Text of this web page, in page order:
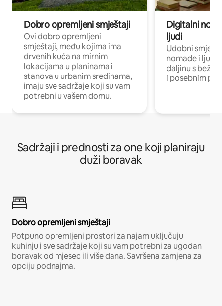
Dobro opremljeni smještaji
Ovi dobro opremljeni
smještaji, među kojima ima
drvenih kuća na mirnim
lokacijama u planinama i
stanova u urbanim sredinama,
imaju sve sadržaje koji su vam
potrebni u vašem domu.
Digitalni
ljudi
Udobni
nomade i ljude
daljinu s
i posebnim
Sadržaji i prednosti za one koji planiraju
duži boravak
Dobro opremljeni smještaji
Potpuno opremljeni prostori za najam uključuju
kuhinju i sve sadržaje koji su vam potrebni za ugodan
boravak od mjesec ili više dana. Savršena zamjena za
opciju podnajma.